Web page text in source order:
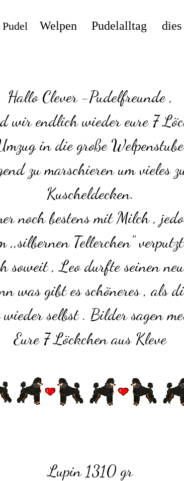
Pudelalltag
Welpen
Hallo Clever -Pudelfreunde ,
wir endlich wieder eure 7
in die große
zu marschieren um vieles
Kuscheldecken.
noch bestens mit Milch ,
,,silbernen Tellerchen"
, Leo durfte seinen
was gibt es schöneres , als
selbst . Bilder sagen
Eure 7 Löckchen aus Kleve
Lupin 1310 gr